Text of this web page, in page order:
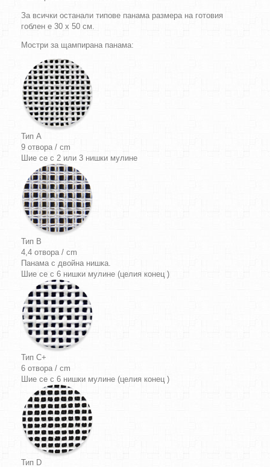
За всички останали типове панама размера на готовия
гоблен е 30 х 50 см.
Мостри за щампирана панама:
Тип A
9 отвора / cm
Шие се с 2 или 3 нишки мулине
Тип B
4,4 отвора / cm
Панама с двойна нишка.
Шие се с 6 нишки мулине (целия конец )
Тип C+
6 отвора / cm
Шие се с 6 нишки мулине (целия конец )
Тип D